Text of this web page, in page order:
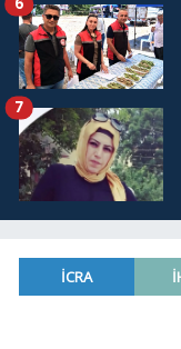
6
7